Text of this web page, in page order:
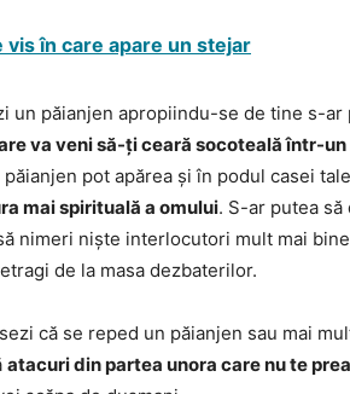
în care apare un stejar
un păianjen apropiindu-se de tine s-ar
va veni să-ți ceară socoteală într-
păianjen pot apărea și în podul casei
mai spirituală a omului. S-ar putea
nimeri niște interlocutori mult mai
de la masa dezbaterilor.
că se reped un păianjen sau mai
atacuri din partea unora care nu te